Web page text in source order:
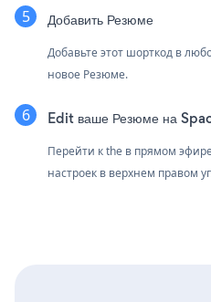
Добавить Резюме
Добавьте этот шорткод в
новое Резюме.
Edit ваше Резюме на
Перейти к the в прямом
настроек в верхнем правом